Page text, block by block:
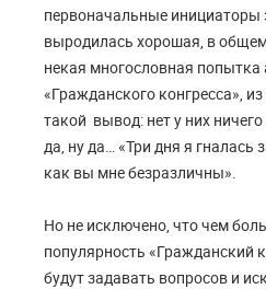
первоначальные инициаторы
выродилась хорошая, в
некая многословная попытка
«Гражданского конгресса»,
такой вывод: нет у них
да, ну да… «Три дня я гналась
как вы мне безразличны».
Но не исключено, что чем
популярность «Гражданский
будут задавать вопросов и